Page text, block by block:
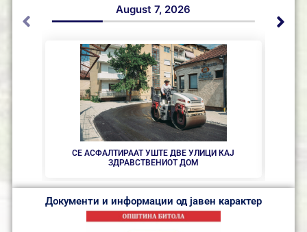
СЕ АСФАЛТИРААТ УШТЕ ДВЕ УЛИЦИ КАЈ
ЗДРАВСТВEНИОТ ДОМ
August 7, 2026
Документи и информации од јавен карактер